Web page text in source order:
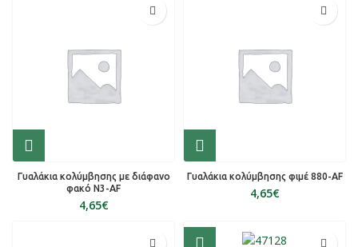
Γυαλάκια κολύμβησης με διάφανο
φακό N3-AF
€
Γυαλάκια κολύμβησης φιμέ 880-AF
€